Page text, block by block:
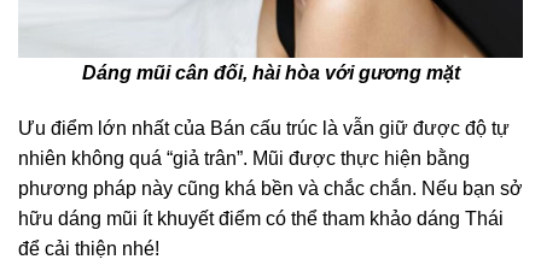
Dáng mũi cân đối, hài hòa với gương mặt
Ưu điểm lớn nhất của Bán cấu trúc là vẫn giữ được độ tự
nhiên không quá “giả trân”. Mũi được thực hiện bằng
phương pháp này cũng khá bền và chắc chắn. Nếu bạn sở
hữu dáng mũi ít khuyết điểm có thể tham khảo dáng Thái
để cải thiện nhé!